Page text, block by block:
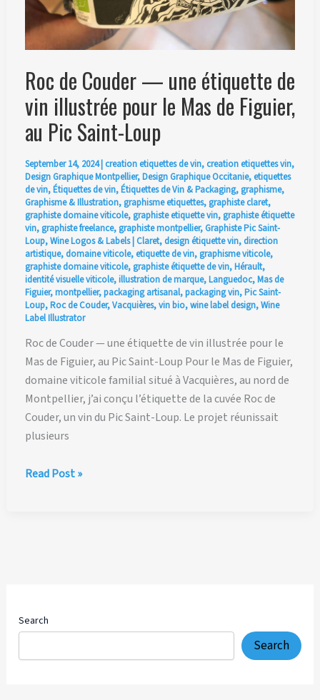
Roc de Couder — une étiquette de
vin illustrée pour le Mas de Figuier,
au Pic Saint-Loup
September 14, 2024| creation etiquettes de vin, creation etiquettes vin,
Design Graphique Montpellier,Design Graphique Occitanie, etiquettes
de vin,Étiquettes de vin,Étiquettes de Vin & Packaging, graphisme,
Graphisme & Illustration, graphisme etiquettes, graphiste claret,
graphiste domaine viticole, graphiste etiquette vin, graphiste étiquette
vin, graphiste freelance, graphiste montpellier, Graphiste Pic Saint-
Loup,Wine Logos & Labels| Claret, design étiquette vin, direction
artistique, domaine viticole, etiquette de vin, graphisme viticole,
graphiste domaine viticole, graphiste étiquette de vin,Hérault,
identité visuelle viticole,illustration de marque,Languedoc,Mas de
Figuier,montpellier,packaging artisanal,packaging vin,Pic Saint-
Loup,Roc de Couder,Vacquières,vin bio,wine label design,Wine
Label Illustrator
Roc de Couder — une étiquette de vin illustrée pour le
Mas de Figuier, au Pic Saint-Loup Pour le Mas de Figuier,
domaine viticole familial situé à Vacquières, au nord de
Montpellier, j’ai conçu l’étiquette de la cuvée Roc de
Couder, un vin du Pic Saint-Loup. Le projet réunissait
plusieurs
Roc
illustrée
le
Read Post »
Search
Search